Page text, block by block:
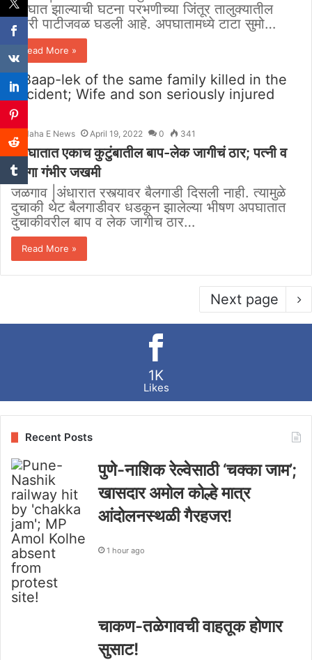
अपघात झाल्याची घटना परभणीच्या जिंतूर तालुक्यातील
पांगरी पाटीजवळ घडली आहे. अपघातामध्ये टाटा सुमो…
Read More »
Maha E News April 19, 2022 0 341
अपघातात एकाच कुटुंबातील बाप-लेक जागीचं ठार; पत्नी व
मुलगा गंभीर जखमी
जळगाव |अंधारात रस्त्यावर बैलगाडी दिसली नाही. त्यामुळे
दुचाकी थेट बैलगाडीवर धडकून झालेल्या भीषण अपघातात
दुचाकीवरील बाप व लेक जागीच ठार…
Read More »
Next page
1K
Likes
Recent Posts
पुणे-नाशिक रेल्वेसाठी ‘चक्का जाम’;
खासदार अमोल कोल्हे मात्र
आंदोलनस्थळी गैरहजर!
1 hour ago
चाकण-तळेगावची वाहतूक होणार
सुसाट!